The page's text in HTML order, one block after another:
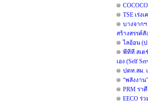
TSE เร่ง
บางจาก
สร้างสรรค์
ไลอ้อน (
พีทีที สเต
เอง (Self
ปตท.สผ.
“พลังงา
PRM รา
EECO ร่